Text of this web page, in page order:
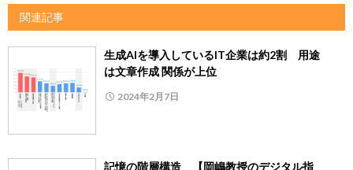
関連記事
生成AIを導入しているIT企業は約2割 用途
は文章作成 関係が上位
2024年2月7日
記憶の階層構造 【岡嶋教授のデジタル指